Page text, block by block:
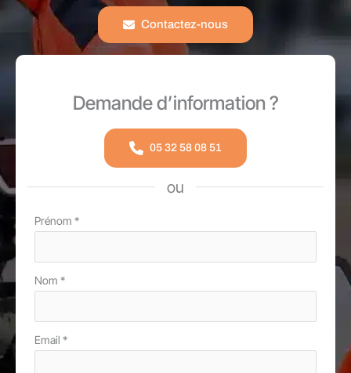
Contactez-nous
Demande d’information ?
05 32 58 08 51
ou
Formulaire
avec
téléphone
Prénom *
Nom *
Email *